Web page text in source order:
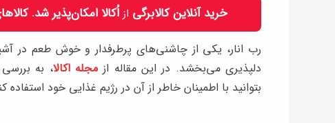
خرید آنلاین کالابرگی ازاُکالا امکان‌پذیر شد.
رب انار، یکی از چاشنی‌های پرطرفدار و خوش طعم در
دلپذیری می‌بخشد. در این مقاله ازمجله اکالا، به
بتوانید با اطمینان خاطر از آن در رژیم غذایی خود استفاده